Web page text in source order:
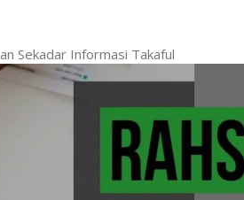
Sekadar Informasi Takaful